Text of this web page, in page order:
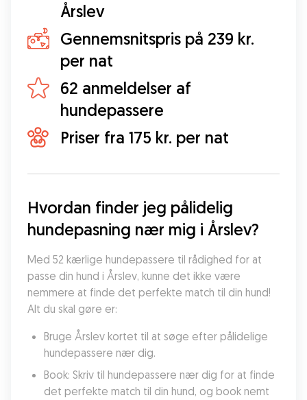
Årslev
Gennemsnitspris på 239 kr.
per nat
62 anmeldelser af
hundepassere
Priser fra 175 kr. per nat
Hvordan finder jeg pålidelig
hundepasning nær mig i Årslev?
Med 52 kærlige hundepassere til rådighed for at
passe din hund i Årslev, kunne det ikke være
nemmere at finde det perfekte match til din hund!
Alt du skal gøre er:
Bruge Årslev kortet til at søge efter pålidelige
hundepassere nær dig.
Book: Skriv til hundepassere nær dig for at finde
det perfekte match til din hund, og book nemt